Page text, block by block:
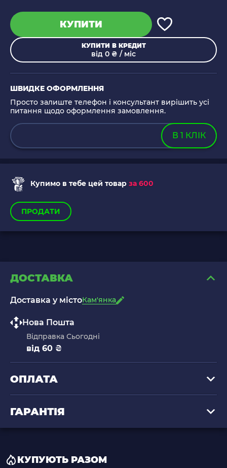
КУПИТИ
КУПИТИ В КРЕДИТ
від 0 ₴ / міс
ШВИДКЕ ОФОРМЛЕННЯ
Просто залиште телефон і консультант вирішить усі
питання щодо оформлення замовлення.
В 1 КЛІК
Купимо в тебе цей товар за 600
ПРОДАТИ
ДОСТАВКА
Доставка у містоКам'янка
Нова Пошта
Відправка Сьогодні
від 60 ₴
ОПЛАТА
ГАРАНТІЯ
КУПУЮТЬ РАЗОМ